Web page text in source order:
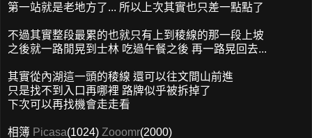
第一站就是老地方了... 所以上次其實也只差一點點了
不過其實整段最累的也就只有上到稜線的那一段上坡
之後就一路閒晃到士林 吃過午餐之後 再一路晃回去...
其實從內湖這一頭的稜線 還可以往文間山前進
只是找不到入口再哪裡 路牌似乎被拆掉了
下次可以再找機會走走看
相簿 Picasa(1024) Zooomr(2000)